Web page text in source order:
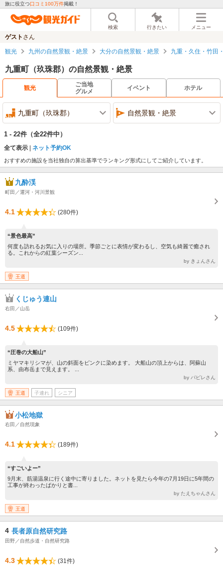
旅に役立つ口コミ100万件掲載！
検索 行きたい メニュー
ゲスト さん
観光 九州の自然景観・絶景 大分の自然景観・絶景 九重・久住・竹田
九重町（玖珠郡）の自然景観・絶景
観光
ご当地
グルメ
イベント ホテル
九重町（玖珠郡） 自然景観・絶景
1 - 22件 （全22件中）
全て表示 ネット予約OK
おすすめの施設を当社独自の算出基準でランキング形式にしてご紹介しています。
九酔渓
町田／運河・河川景観
4.1 (280件)
“景色最高”
何度も訪れるお気に入りの場所。季節ごとに表情が変わるし、空気も綺麗で癒され
る。これからの紅葉シーズン...
by きょんさん
王道
くじゅう連山
右田／山岳
4.5 (109件)
“圧巻の大船山”
ミヤマキリシマが、山の斜面をピンクに染めます。 大船山の頂上からは、阿蘇山
系、由布岳まで見えます。 ...
by パピレさん
王道 子連れ シニア
小松地獄
右田／自然現象
4.1 (189件)
“すごいよー”
9月末、筋湯温泉に行く途中に寄りました。ネットを見たら今年の7月19日に5年間の
工事が終わったばかりと書...
by たえちゃんさん
王道
4 長者原自然研究路
田野／自然歩道・自然研究路
4.3 (31件)